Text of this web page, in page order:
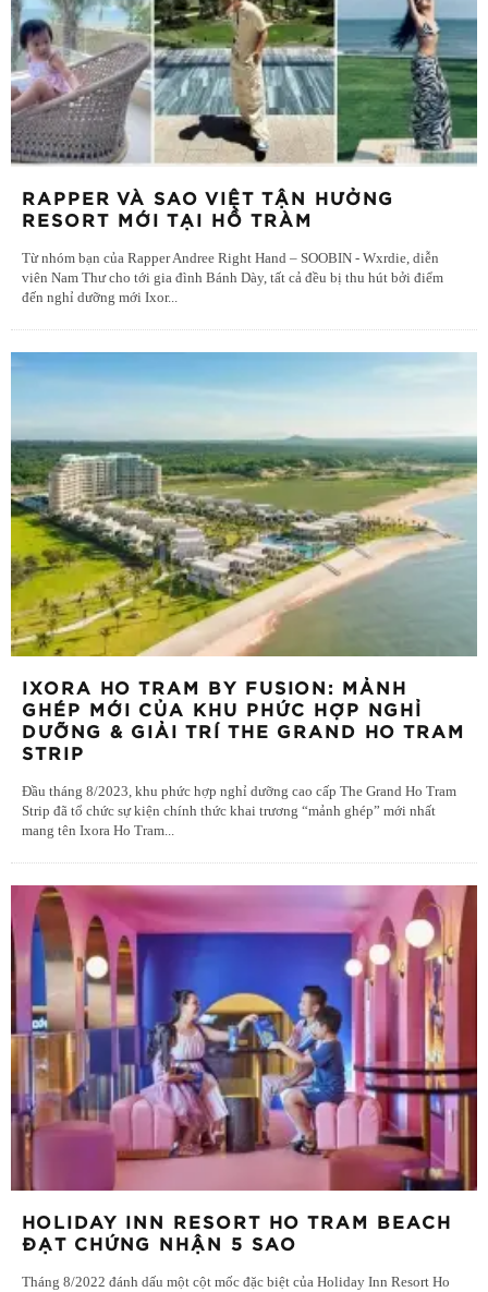
RAPPER VÀ SAO VIỆT TẬN HƯỞNG
RESORT MỚI TẠI HỒ TRÀM
Từ nhóm bạn của Rapper Andree Right Hand – SOOBIN - Wxrdie, diễn
viên Nam Thư cho tới gia đình Bánh Dày, tất cả đều bị thu hút bởi điểm
đến nghỉ dưỡng mới Ixor...
IXORA HO TRAM BY FUSION: MẢNH
GHÉP MỚI CỦA KHU PHỨC HỢP NGHỈ
DƯỠNG & GIẢI TRÍ THE GRAND HO TRAM
STRIP
Đầu tháng 8/2023, khu phức hợp nghỉ dưỡng cao cấp The Grand Ho Tram
Strip đã tổ chức sự kiện chính thức khai trương “mảnh ghép” mới nhất
mang tên Ixora Ho Tram...
HOLIDAY INN RESORT HO TRAM BEACH
ĐẠT CHỨNG NHẬN 5 SAO
Tháng 8/2022 đánh dấu một cột mốc đặc biệt của Holiday Inn Resort Ho